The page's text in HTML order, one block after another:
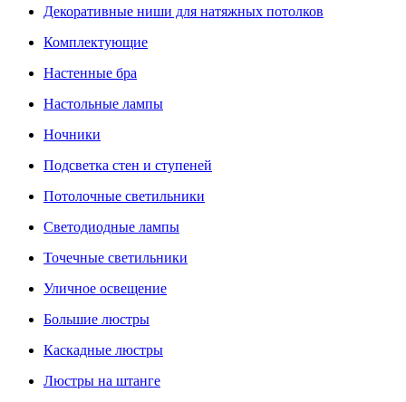
Декоративные ниши для натяжных потолков
Комплектующие
Настенные бра
Настольные лампы
Ночники
Подсветка стен и ступеней
Потолочные светильники
Светодиодные лампы
Точечные светильники
Уличное освещение
Большие люстры
Каскадные люстры
Люстры на штанге